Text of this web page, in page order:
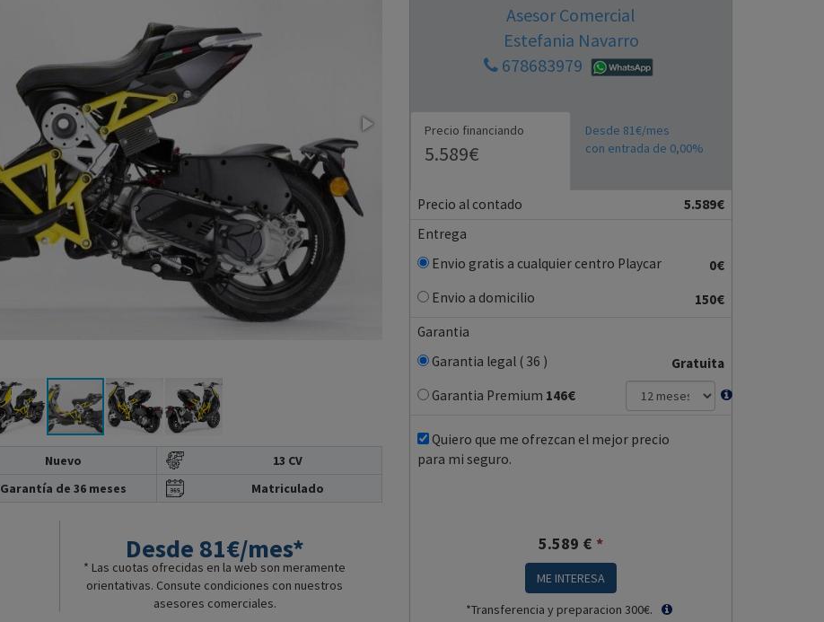
Nuevo
13 CV
Garantía de 36 meses Matriculado
Desde 81€/mes*
* Las cuotas ofrecidas en la web son meramente
orientativas. Consute condiciones con nuestros
asesores comerciales.
Asesor Comercial
Estefania Navarro
678683979
Precio financiando
5.589€
Desde 81€/mes
con entrada de 0,00%
Precio al contado
5.589€
Entrega
Envio gratis a cualquier centro Playcar
0€
Envio a domicilio
150€
Garantia
Garantia legal ( 36 )
Gratuita
Garantia Premium 146€
Quiero que me ofrezcan el mejor precio
para mi seguro.
5.589 € *
ME INTERESA
*Transferencia y preparacion 300€.